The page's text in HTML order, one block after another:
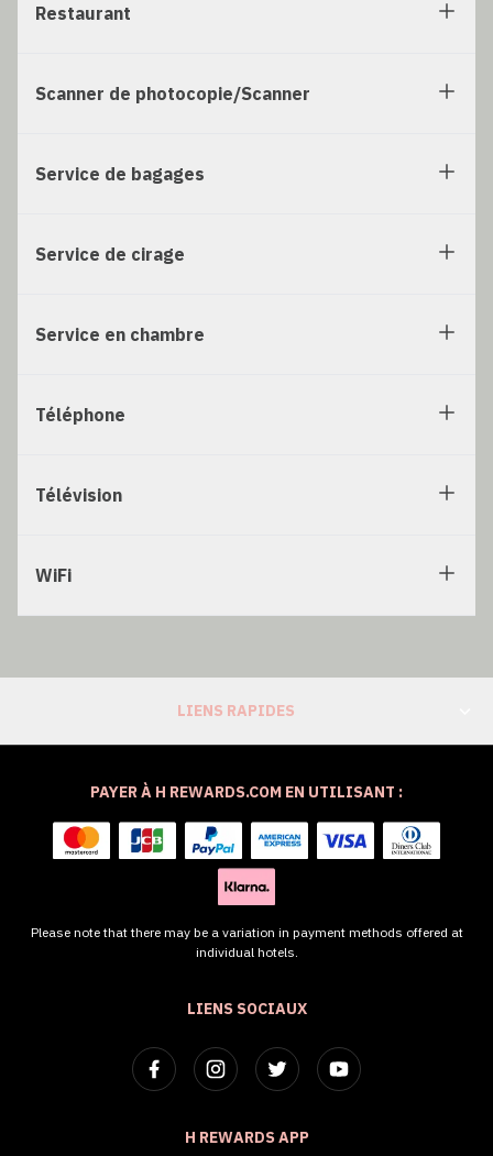
Restaurant
Scanner de photocopie/Scanner
Service de bagages
Service de cirage
Service en chambre
Téléphone
Télévision
WiFi
LIENS RAPIDES
LIENS SOCIAUX
H REWARDS APP
PAYER À H REWARDS.COM EN UTILISANT :
Please note that there may be a variation in payment methods offered at
individual hotels.